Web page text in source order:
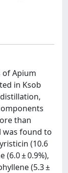
of Apium
in Ksob
than
was found to
(10.6
(6.0 ± 0.9%),
(5.3 ±